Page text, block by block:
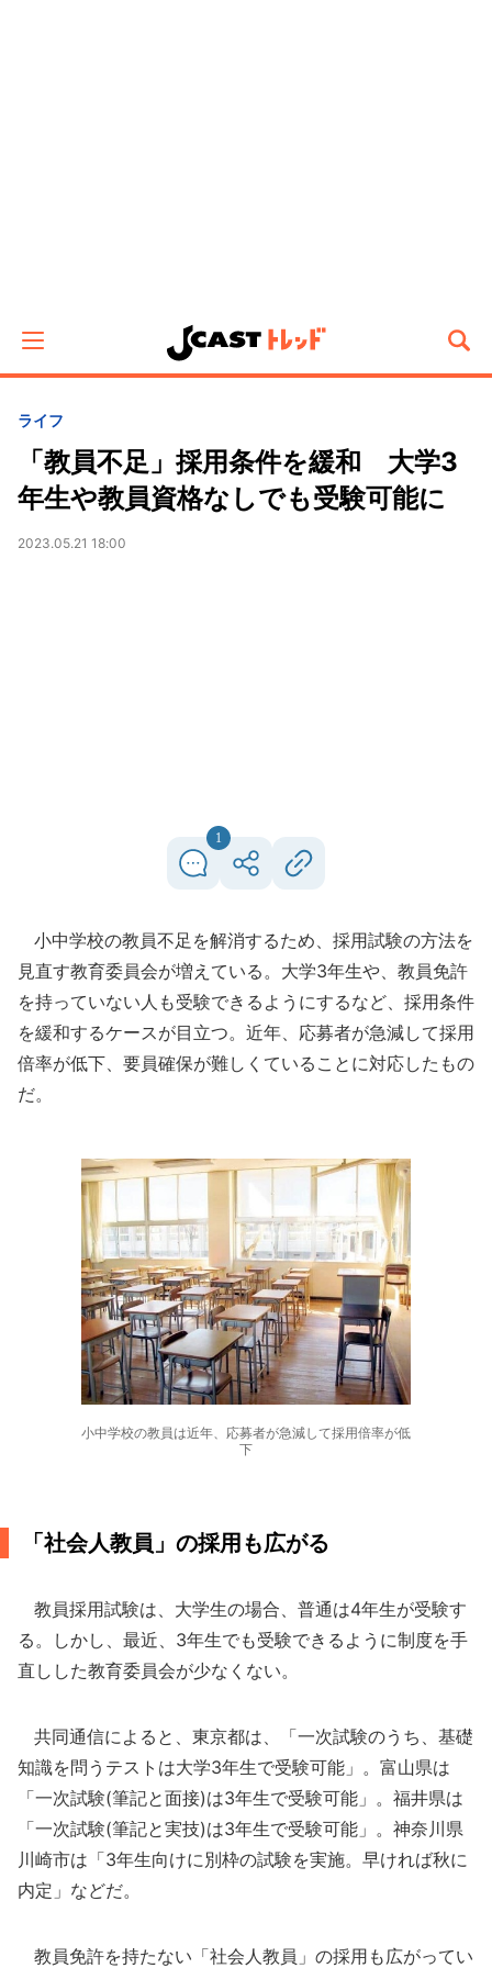
ライフ
「教員不足」採用条件を緩和 大学3
年生や教員資格なしでも受験可能に
2023.05.21 18:00
1
小中学校の教員不足を解消するため、採用試験の方法を
見直す教育委員会が増えている。大学3年生や、教員免許
を持っていない人も受験できるようにするなど、採用条件
を緩和するケースが目立つ。近年、応募者が急減して採用
倍率が低下、要員確保が難しくていることに対応したもの
だ。
小中学校の教員は近年、応募者が急減して採用倍率が低
下
「社会人教員」の採用も広がる
教員採用試験は、大学生の場合、普通は4年生が受験す
る。しかし、最近、3年生でも受験できるように制度を手
直しした教育委員会が少なくない。
共同通信によると、東京都は、「一次試験のうち、基礎
知識を問うテストは大学3年生で受験可能」。富山県は
「一次試験(筆記と面接)は3年生で受験可能」。福井県は
「一次試験(筆記と実技)は3年生で受験可能」。神奈川県
川崎市は「3年生向けに別枠の試験を実施。早ければ秋に
内定」などだ。
教員免許を持たない「社会人教員」の採用も広がってい